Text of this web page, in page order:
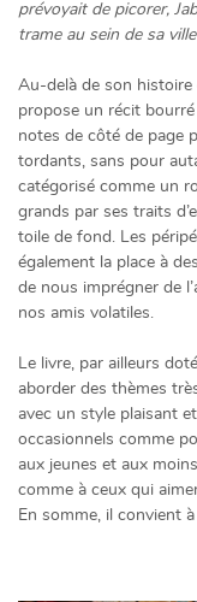
prévoyait de picorer,
trame au sein de sa ville
Au-delà de son histoire
propose un récit
notes de côté de page
tordants, sans pour
catégorisé comme un
grands par ses traits
toile de fond. Les
également la place à
de nous imprégner de
nos amis volatiles.
Le livre, par ailleurs
aborder des thèmes
avec un style plaisant
occasionnels comme
aux jeunes et aux
comme à ceux qui
En somme, il convient